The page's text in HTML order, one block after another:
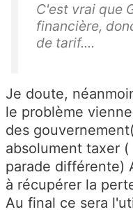
C'est vrai que
financière,
de tarif....
Je doute,
le problème
des
absolument taxer
parade différente)
à récupérer la
Au final ce sera